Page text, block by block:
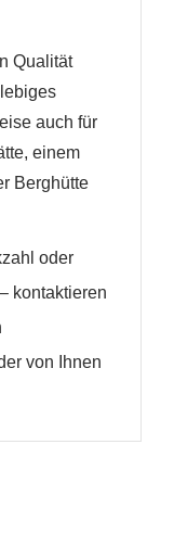
Qualität
auch für
einem
Berghütte
oder
kontaktieren
von Ihnen